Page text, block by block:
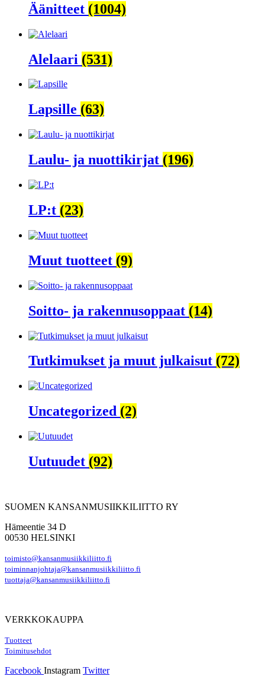
Äänitteet (1004)
Alelaari (531)
Lapsille (63)
Laulu- ja nuottikirjat (196)
LP:t (23)
Muut tuotteet (9)
Soitto- ja rakennusoppaat (14)
Tutkimukset ja muut julkaisut (72)
Uncategorized (2)
Uutuudet (92)
SUOMEN KANSANMUSIIKKILIITTO RY
Hämeentie 34 D
00530 HELSINKI
toimisto@kansanmusiikkiliitto.fi
toiminnanjohtaja@kansanmusiikkiliitto.fi
tuottaja@kansanmusiikkiliitto.fi
VERKKOKAUPPA
Tuotteet
Toimitusehdot
Facebook Instagram Twitter